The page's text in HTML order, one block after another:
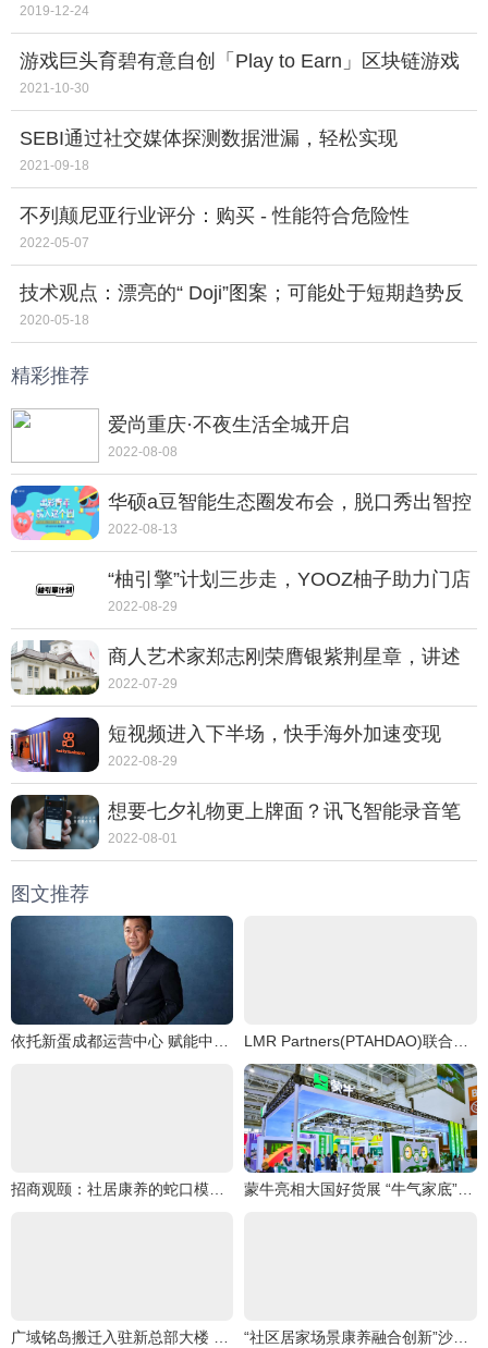
飙升
2019-12-24
游戏巨头育碧有意自创「Play to Earn」区块链游戏
2021-10-30
SEBI通过社交媒体探测数据泄漏，轻松实现
IPONORMS
2021-09-18
不列颠尼亚行业评分：购买 - 性能符合危险性
2022-05-07
技术观点：漂亮的“ Doji”图案；可能处于短期趋势反
转的边缘
2020-05-18
精彩推荐
爱尚重庆·不夜生活全城开启
2022-08-08
华硕a豆智能生态圈发布会，脱口秀出智控
新体验
2022-08-13
“柚引擎”计划三步走，YOOZ柚子助力门店
走向转型之路
2022-08-29
商人艺术家郑志刚荣膺银紫荆星章，讲述
动人的中国故事
2022-07-29
短视频进入下半场，快手海外加速变现
2022-08-29
想要七夕礼物更上牌面？讯飞智能录音笔
SR702质感非凡
2022-08-01
图文推荐